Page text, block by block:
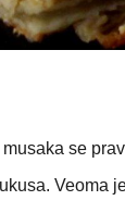
se
Veoma